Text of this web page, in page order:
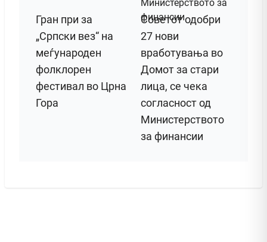
Гран при за
„Српски вез“ на
меѓународен
фолклорен
фестивал во Црна
Гора
Советот одобри
27 нови
вработувања во
Домот за стари
лица, се чека
согласност од
Министерството
за финансии